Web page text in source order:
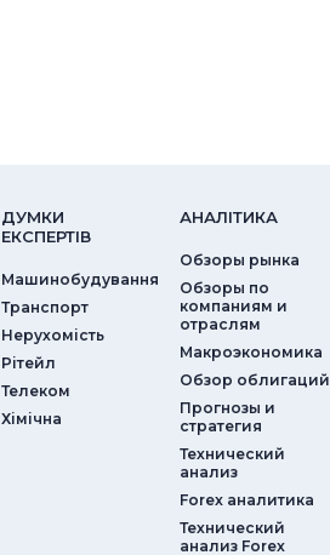
ДУМКИ
ЕКСПЕРТIВ
Машинобудування
Транспорт
Нерухомість
Рітейл
Телеком
Хімічна
АНАЛIТИКА
Обзоры рынка
Обзоры по
компаниям и
отраслям
Макроэкономика
Обзор облигаций
Прогнозы и
стратегия
Технический
анализ
Forex аналитика
Технический
анализ Forex